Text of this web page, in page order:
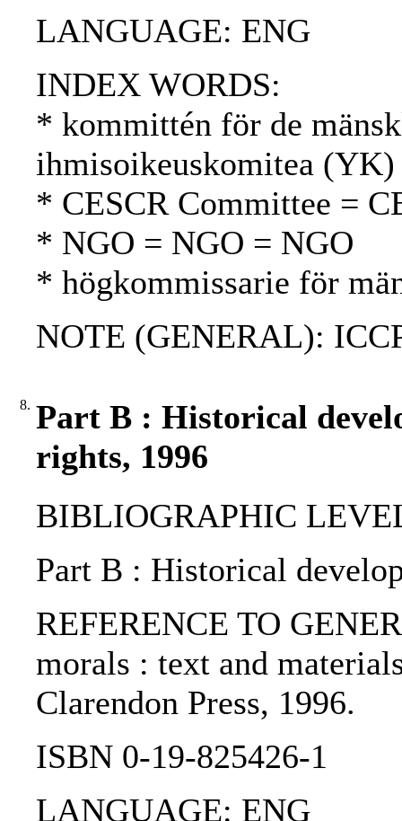
LANGUAGE: ENG
INDEX WORDS:
* kommittén för de
ihmisoikeuskomitea (YK)
* CESCR Committee =
* NGO = NGO = NGO
* högkommissarie för
NOTE (GENERAL):
8. Part B : Historical
rights, 1996
BIBLIOGRAPHIC
Part B : Historical
REFERENCE TO
morals : text and
Clarendon Press, 1996.
ISBN 0-19-825426-1
LANGUAGE: ENG